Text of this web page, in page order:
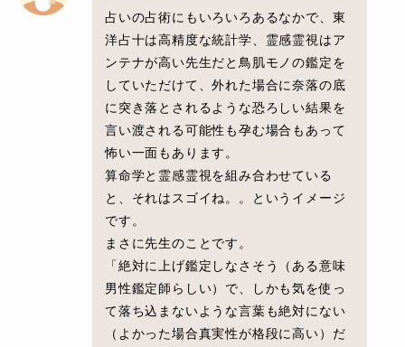
占いの占術にもいろいろあるなかで、東
洋占十は高精度な統計学、霊感霊視はア
ンテナが高い先生だと鳥肌モノの鑑定を
していただけて、外れた場合に奈落の底
に突き落とされるような恐ろしい結果を
言い渡される可能性も孕む場合もあって
怖い一面もあります。
算命学と霊感霊視を組み合わせている
と、それはスゴイね。。というイメージ
です。
まさに先生のことです。
「絶対に上げ鑑定しなさそう（ある意味
男性鑑定師らしい）で、しかも気を使っ
て落ち込まないような言葉も絶対にない
（よかった場合真実性が格段に高い）だ